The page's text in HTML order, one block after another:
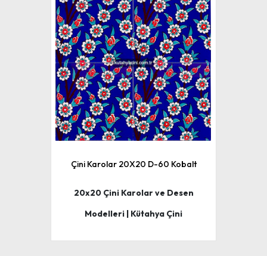
Çini Karolar 20X20 D-60 Kobalt
20x20 Çini Karolar ve Desen
Modelleri | Kütahya Çini